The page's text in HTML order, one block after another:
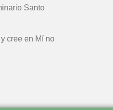
Santo
cree en Mí no